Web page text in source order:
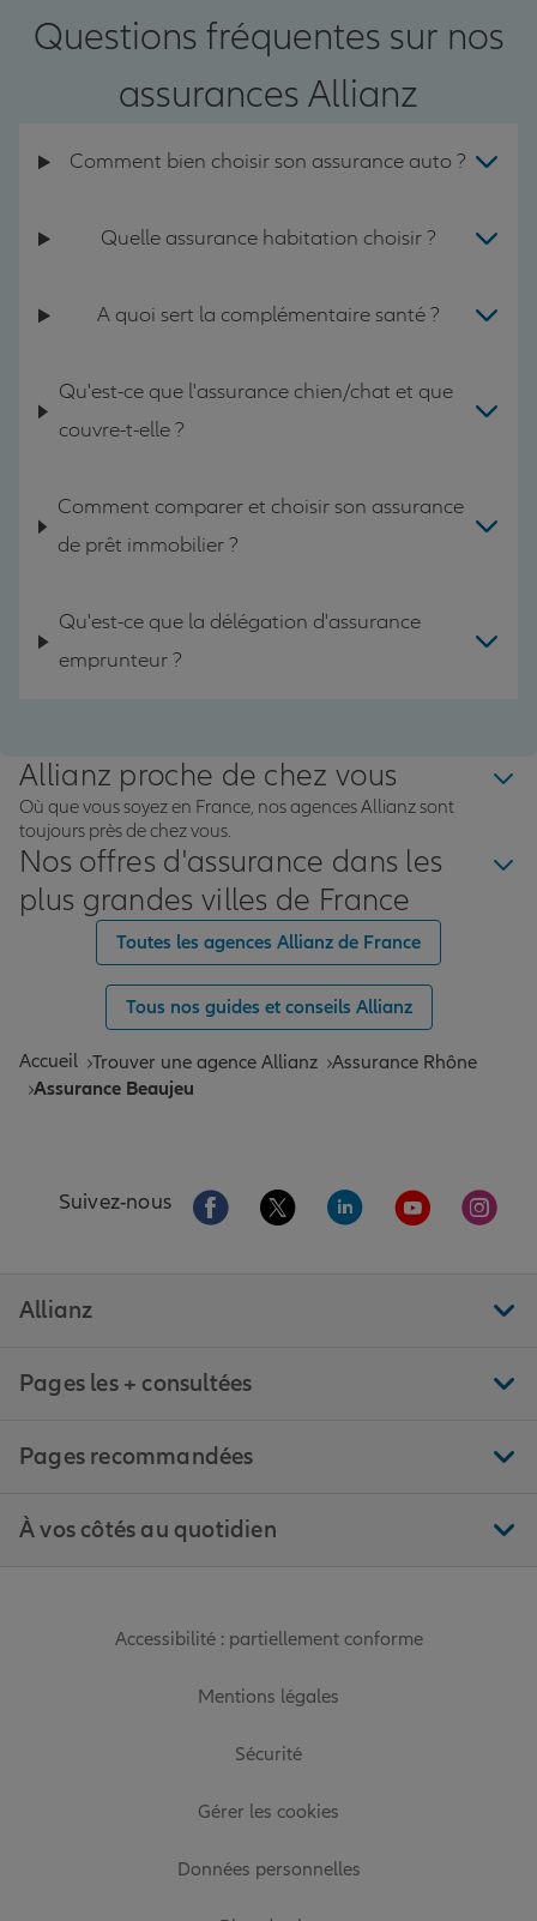
Questions fréquentes sur nos
assurances Allianz
Comment bien choisir son assurance auto ?
Quelle assurance habitation choisir ?
A quoi sert la complémentaire santé ?
Qu'est-ce que l'assurance chien/chat et que
couvre-t-elle ?
Comment comparer et choisir son assurance
de prêt immobilier ?
Qu'est-ce que la délégation d'assurance
emprunteur ?
Allianz proche de chez vous
Où que vous soyez en France, nos agences Allianz sont
toujours près de chez vous.
Nos offres d'assurance dans les
plus grandes villes de France
Toutes les agences Allianz de France
Tous nos guides et conseils Allianz
Accueil Trouver une agence Allianz Assurance Rhône
Assurance Beaujeu
Suivez-nous Aller sur la page Facebook de Allianz
Aller sur la page Twitter de
Aller sur la page
Aller sur la
Aller
Allianz
Pages les + consultées
Pages recommandées
À vos côtés au quotidien
Accessibilité : partiellement conforme
Mentions légales
Sécurité
Gérer les cookies
Données personnelles